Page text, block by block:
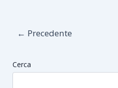
← Precedente
Cerca